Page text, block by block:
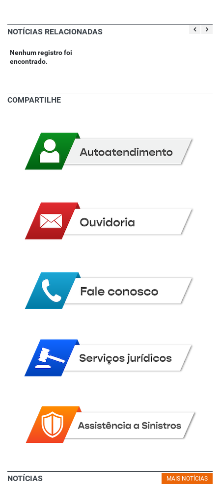
NOTÍCIAS RELACIONADAS
Nenhum registro foi
encontrado.
COMPARTILHE
MAIS NOTÍCIAS
NOTÍCIAS